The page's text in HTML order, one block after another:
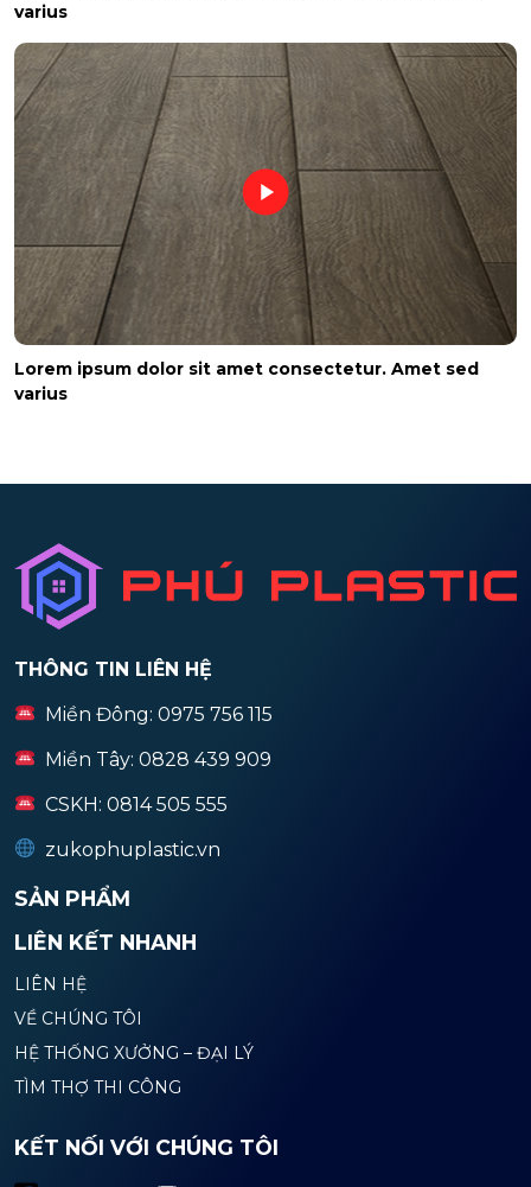
varius
Lorem ipsum dolor sit amet consectetur. Amet sed
varius
THÔNG TIN LIÊN HỆ
Miền Đông: 0975 756 115
Miền Tây: 0828 439 909
CSKH: 0814 505 555
zukophuplastic.vn
SẢN PHẨM
LIÊN KẾT NHANH
LIÊN HỆ
VỀ CHÚNG TÔI
HỆ THỐNG XƯỞNG – ĐẠI LÝ
TÌM THỢ THI CÔNG
KẾT NỐI VỚI CHÚNG TÔI